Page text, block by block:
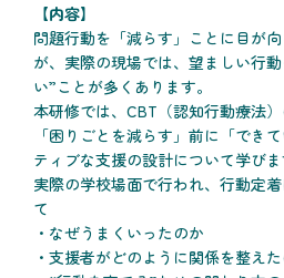
【内容】
問題行動を「減らす」ことに目が
が、実際の現場では、望ましい行
い”ことが多くあります。
本研修では、CBT（認知行動療法
「困りごとを減らす」前に「でき
ティブな支援の設計について学びま
実際の学校場面で行われ、行動定
て
・なぜうまくいったのか
・支援者がどのように関係を整え